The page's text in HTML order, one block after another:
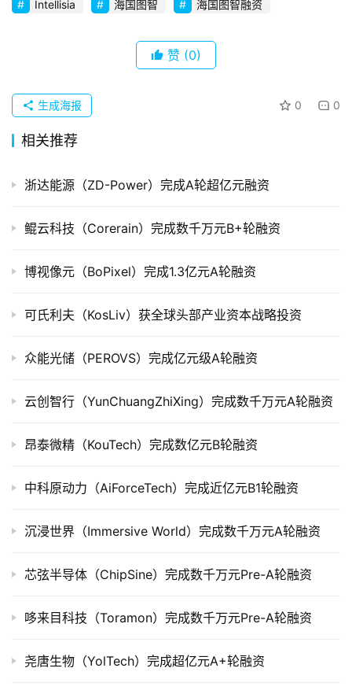
企
牌
发
布
并
购
组
公
上
投
业
院
Intellisia 海国图智 海国图智融资
赞 (0)
0 0
生成海报
相关推荐
浙达能源（ZD-Power）完成A轮超亿元融资
鲲云科技（Corerain）完成数千万元B+轮融资
博视像元（BoPixel）完成1.3亿元A轮融资
可氏利夫（KosLiv）获全球头部产业资本战略投资
众能光储（PEROVS）完成亿元级A轮融资
云创智行（YunChuangZhiXing）完成数千万元A轮融资
昂泰微精（KouTech）完成数亿元B轮融资
中科原动力（AiForceTech）完成近亿元B1轮融资
沉浸世界（Immersive World）完成数千万元A轮融资
芯弦半导体（ChipSine）完成数千万元Pre-A轮融资
哆来目科技（Toramon）完成数千万元Pre-A轮融资
尧唐生物（YolTech）完成超亿元A+轮融资